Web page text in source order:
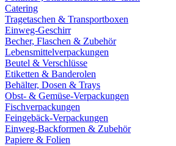
Catering
Tragetaschen & Transportboxen
Einweg-Geschirr
Becher, Flaschen & Zubehör
Lebensmittelverpackungen
Beutel & Verschlüsse
Etiketten & Banderolen
Behälter, Dosen & Trays
Obst- & Gemüse-Verpackungen
Fischverpackungen
Feingebäck-Verpackungen
Einweg-Backformen & Zubehör
Papiere & Folien